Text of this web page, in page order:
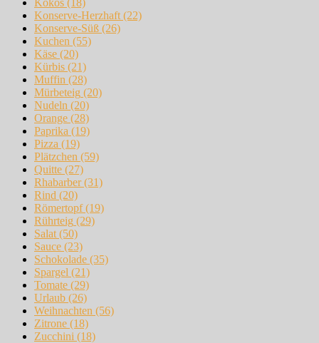
Kokos (18)
Konserve-Herzhaft (22)
Konserve-Süß (26)
Kuchen (55)
Käse (20)
Kürbis (21)
Muffin (28)
Mürbeteig (20)
Nudeln (20)
Orange (28)
Paprika (19)
Pizza (19)
Plätzchen (59)
Quitte (27)
Rhabarber(31)
Rind (20)
Römertopf(19)
Rührteig (29)
Salat (50)
Sauce (23)
Schokolade (35)
Spargel (21)
Tomate (29)
Urlaub (26)
Weihnachten (56)
Zitrone (18)
Zucchini (18)